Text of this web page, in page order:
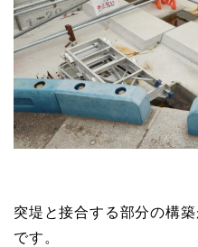
突堤と接合する部分の構
です。